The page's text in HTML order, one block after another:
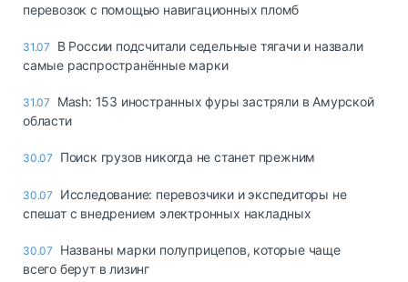
перевозок с помощью навигационных пломб
31.07
В России подсчитали седельные тягачи и назвали
самые распространённые марки
31.07
Mash: 153 иностранных фуры застряли в Амурской
области
30.07 Поиск грузов никогда не станет прежним
30.07
Исследование: перевозчики и экспедиторы не
спешат с внедрением электронных накладных
30.07
Названы марки полуприцепов, которые чаще
всего берут в лизинг